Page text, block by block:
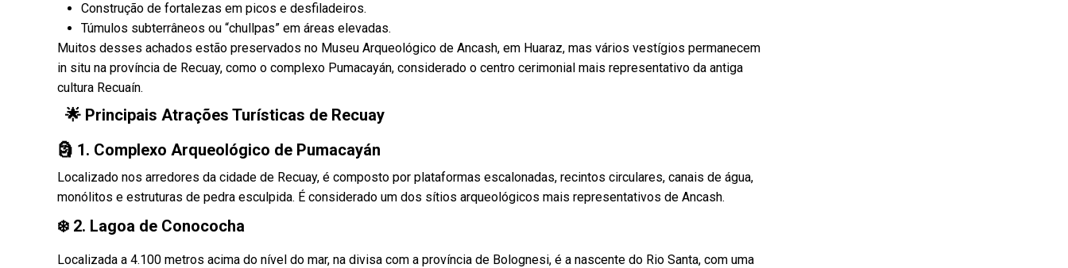
Construção de fortalezas em picos e desfiladeiros.
Túmulos subterrâneos ou “chullpas” em áreas elevadas.
Muitos desses achados estão preservados no Museu Arqueológico de Ancash, em Huaraz, mas vários vestígios permanecem
in situ na província de Recuay, como o complexo Pumacayán, considerado o centro cerimonial mais representativo da antiga
cultura Recuaín.
🌟 Principais Atrações Turísticas de Recuay
🗿 1. Complexo Arqueológico de Pumacayán
Localizado nos arredores da cidade de Recuay, é composto por plataformas escalonadas, recintos circulares, canais de água,
monólitos e estruturas de pedra esculpida. É considerado um dos sítios arqueológicos mais representativos de Ancash.
❄️ 2. Lagoa de Conococha
Localizada a 4.100 metros acima do nível do mar, na divisa com a província de Bolognesi, é a nascente do Rio Santa, com uma